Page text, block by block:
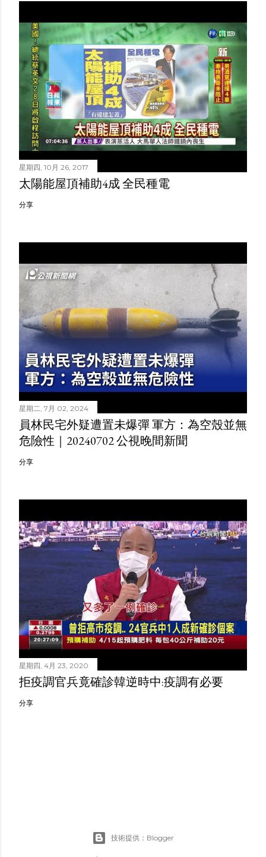
星期四, 10月 26, 2017
太陽能屋頂補助4成 全民種電
分享
星期二, 7月 02, 2024
員林民宅外疑遭置未爆彈 軍方：為空殼並無
危險性｜20240702 公視晚間新聞
分享
星期四, 4月 23, 2020
拒疫調官兵竟確診韓逆時中:疫調有必要
分享
技術提供：Blogger